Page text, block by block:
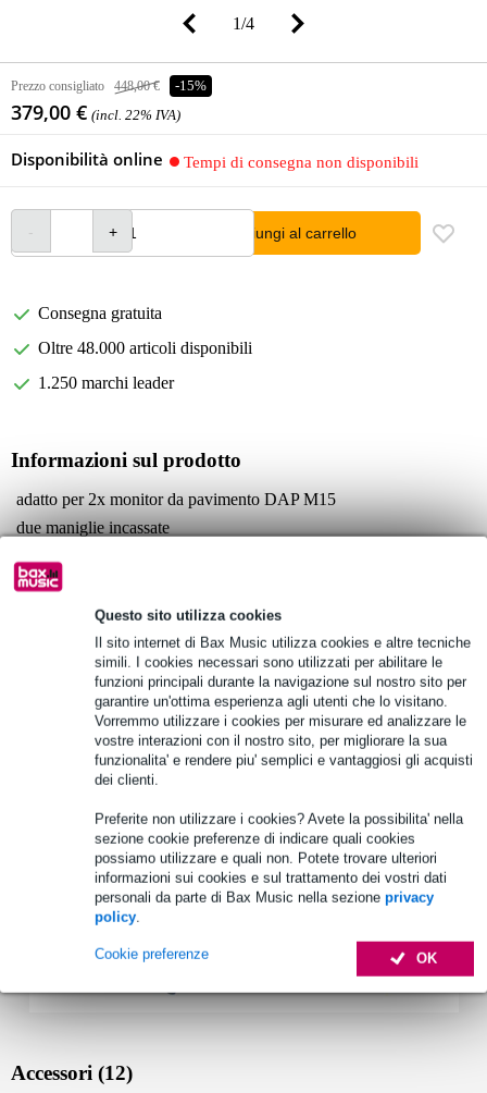
Questo sito utilizza cookies
Il sito internet di Bax Music utilizza cookies e altre tecniche
simili. I cookies necessari sono utilizzati per abilitare le
funzioni principali durante la navigazione sul nostro sito per
garantire un'ottima esperienza agli utenti che lo visitano.
Vorremmo utilizzare i cookies per misurare ed analizzare le
vostre interazioni con il nostro sito, per migliorare la sua
funzionalita' e rendere piu' semplici e vantaggiosi gli acquisti
dei clienti.
Preferite non utilizzare i cookies? Avete la possibilita' nella
sezione cookie preferenze di indicare quali cookies
possiamo utilizzare e quali non. Potete trovare ulteriori
informazioni sui cookies e sul trattamento dei vostri dati
personali da parte di Bax Music nella sezione privacy
policy.
OK
Cookie preferenze
1/4
Prezzo consigliato 448,00 € -15%
379,00 € (incl. 22% IVA)
Disponibilità online Tempi di consegna non disponibili
Aggiungi al carrello
Consegna gratuita
Oltre 48.000 articoli disponibili
1.250 marchi leader
Informazioni sul prodotto
adatto per 2x monitor da pavimento DAP M15
due maniglie incassate
Specifiche complete
Vedi anche (4)
Vedi anche (2)
Accessori (12)